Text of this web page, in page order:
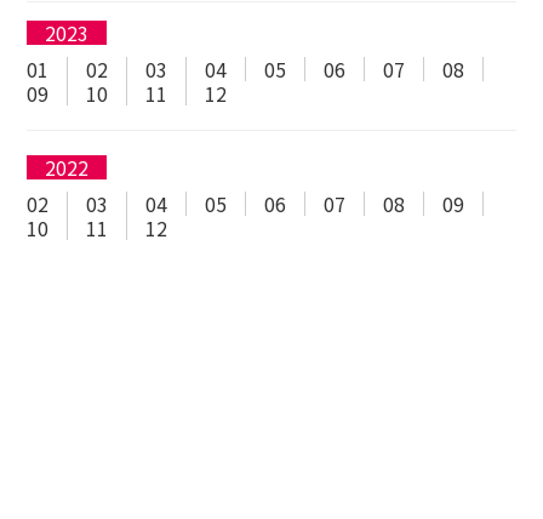
2023
01
02 03 04 05 06 07
08
09
10 11 12
2022
02
03 04 05 06 07 08
09
10
11 12